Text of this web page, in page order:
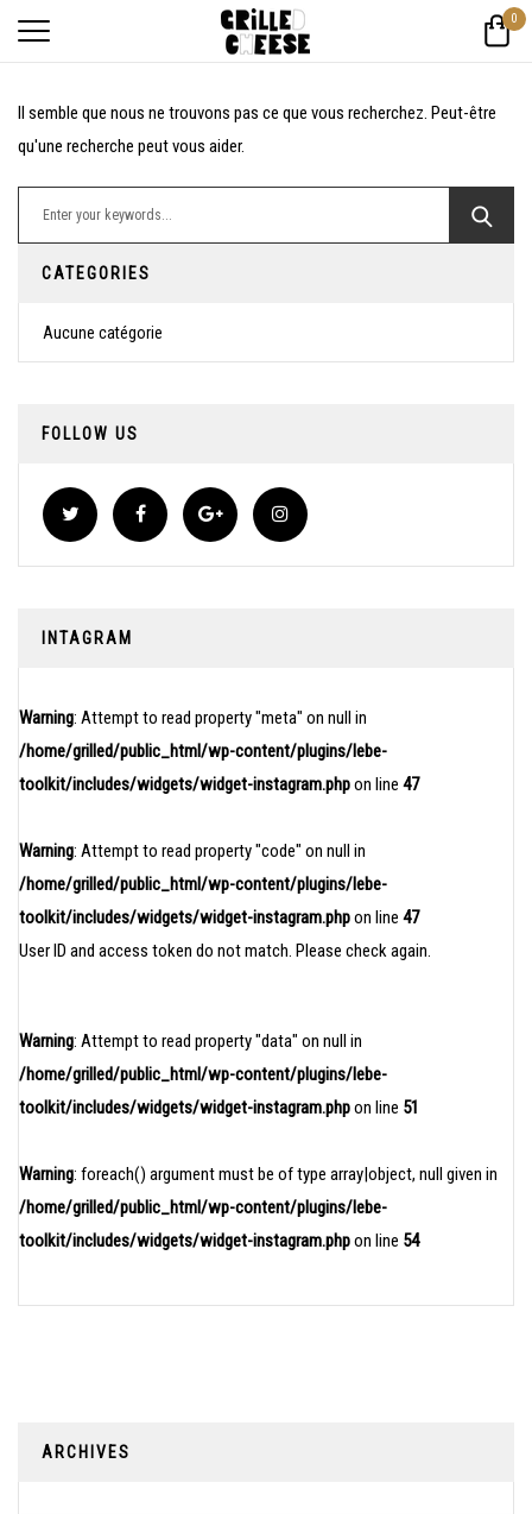
0
Il semble que nous ne trouvons pas ce que vous recherchez. Peut-être
qu'une recherche peut vous aider.
CATEGORIES
Aucune catégorie
FOLLOW US
INTAGRAM
Warning: Attempt to read property "meta" on null in
/home/grilled/public_html/wp-content/plugins/lebe-
toolkit/includes/widgets/widget-instagram.phpon line 47
Warning: Attempt to read property "code" on null in
/home/grilled/public_html/wp-content/plugins/lebe-
toolkit/includes/widgets/widget-instagram.phpon line 47
User ID and access token do not match. Please check again.
Warning: Attempt to read property "data" on null in
/home/grilled/public_html/wp-content/plugins/lebe-
toolkit/includes/widgets/widget-instagram.phpon line 51
Warning: foreach() argument must be of type array|object, null given in
/home/grilled/public_html/wp-content/plugins/lebe-
toolkit/includes/widgets/widget-instagram.phpon line 54
ARCHIVES